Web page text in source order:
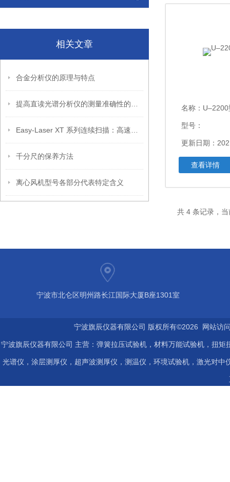
相关文章
合金分析仪的原理与特点
千分尺的保养方法
离心风机型号各部分代表特定含义
名称：
型号：
更新日期：
查看详情
共 4 条记录，
宁波市北仑区明州路长江国际大厦B座1301室
宁波旗辰仪器有限公司 版权所有©2026 网站
宁波旗辰仪器有限公司 主营：弹簧拉压试验机，材料万能试验机，扭
光谱仪，涂层测厚仪，超声波测厚仪，测温仪，环境试验机，激光对